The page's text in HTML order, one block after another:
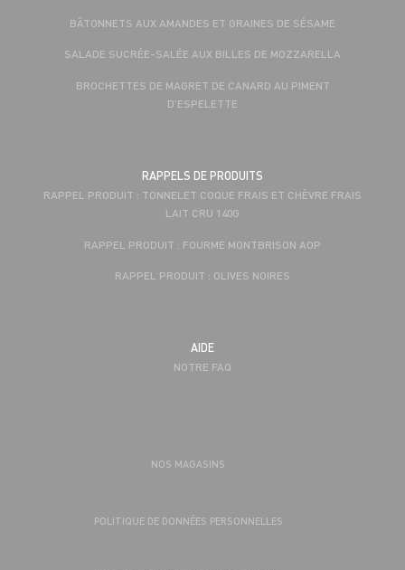
BÂTONNETS AUX AMANDES ET GRAINES DE SÉSAME
SALADE SUCRÉE-SALÉE AUX BILLES DE MOZZARELLA
BROCHETTES DE MAGRET DE CANARD AU PIMENT
D’ESPELETTE
RAPPELS DE PRODUITS
RAPPEL PRODUIT : TONNELET COQUE FRAIS ET CHÈVRE FRAIS
LAIT CRU 140G
RAPPEL PRODUIT : FOURME MONTBRISON AOP
RAPPEL PRODUIT : OLIVES NOIRES
AIDE
NOTRE FAQ
NOS MAGASINS
POLITIQUE DE DONNÉES PERSONNELLES